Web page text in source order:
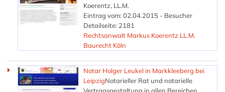
Koerentz, LL.M.
Eintrag vom: 02.04.2015 - Besucher
Detailseite: 2181
Rechtsanwalt Markus Koerentz LL.M.
Baurecht Köln
Notar Holger Leukel in Markkleeberg bei
LeipzigNotarieller Rat und notarielle
Vertragsgestaltung in allen Bereichen,